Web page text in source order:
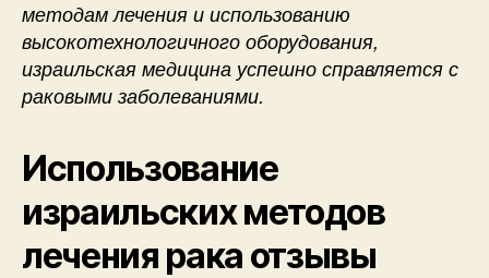
методам лечения и использованию
высокотехнологичного оборудования,
израильская медицина успешно справляется с
раковыми заболеваниями.
Использование
израильских методов
лечения рака отзывы